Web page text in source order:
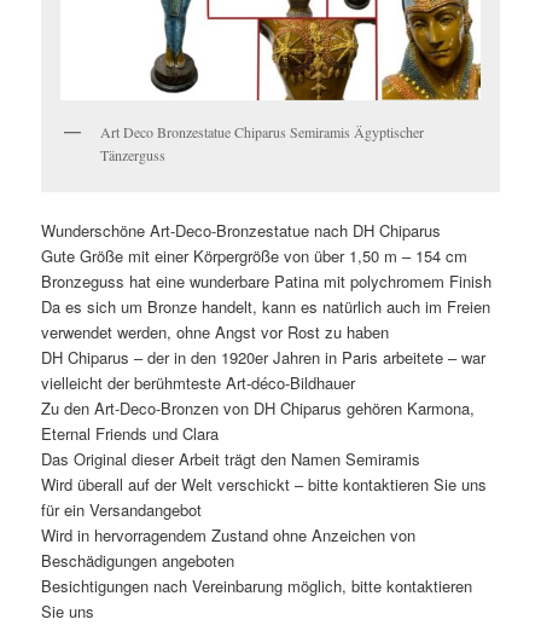
Art Deco Bronzestatue Chiparus Semiramis Ägyptischer
Tänzerguss
Wunderschöne Art-Deco-Bronzestatue nach DH Chiparus
Gute Größe mit einer Körpergröße von über 1,50 m – 154 cm
Bronzeguss hat eine wunderbare Patina mit polychromem Finish
Da es sich um Bronze handelt, kann es natürlich auch im Freien
verwendet werden, ohne Angst vor Rost zu haben
DH Chiparus – der in den 1920er Jahren in Paris arbeitete – war
vielleicht der berühmteste Art-déco-Bildhauer
Zu den Art-Deco-Bronzen von DH Chiparus gehören Karmona,
Eternal Friends und Clara
Das Original dieser Arbeit trägt den Namen Semiramis
Wird überall auf der Welt verschickt – bitte kontaktieren Sie uns
für ein Versandangebot
Wird in hervorragendem Zustand ohne Anzeichen von
Beschädigungen angeboten
Besichtigungen nach Vereinbarung möglich, bitte kontaktieren
Sie uns